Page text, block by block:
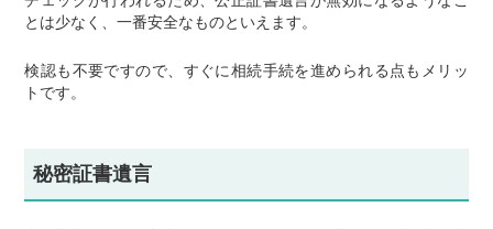
とは少なく、一番安全なものといえます。
検認も不要ですので、すぐに相続手続を進められる点もメリッ
トです。
秘密証書遺言